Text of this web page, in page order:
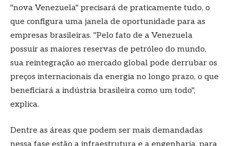
"nova Venezuela" precisará de praticamente tudo, o
que configura uma janela de oportunidade para as
empresas brasileiras. "Pelo fato de a Venezuela
possuir as maiores reservas de petróleo do mundo,
sua reintegração ao mercado global pode derrubar os
preços internacionais da energia no longo prazo, o que
beneficiará a indústria brasileira como um todo",
explica.
Dentre as áreas que podem ser mais demandadas